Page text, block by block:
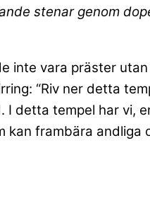
stenar genom
inte vara präster
“Riv ner detta
I detta tempel har vi,
kan frambära andliga